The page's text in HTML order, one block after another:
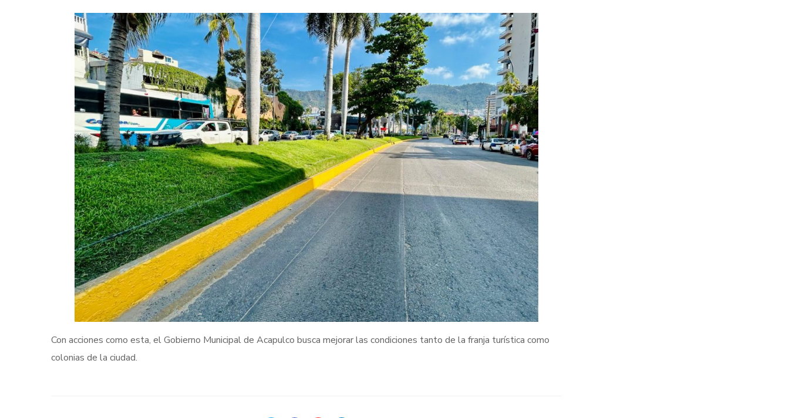
Con acciones como esta, el Gobierno Municipal de Acapulco busca mejorar las condiciones tanto de la franja turística como
colonias de la ciudad.